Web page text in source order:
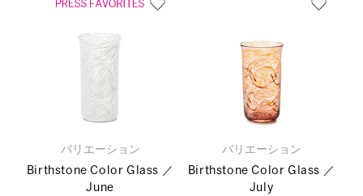
バリエーション
Birthstone Color Glass ／
June
バリエーション
Birthstone Color Glass ／
July